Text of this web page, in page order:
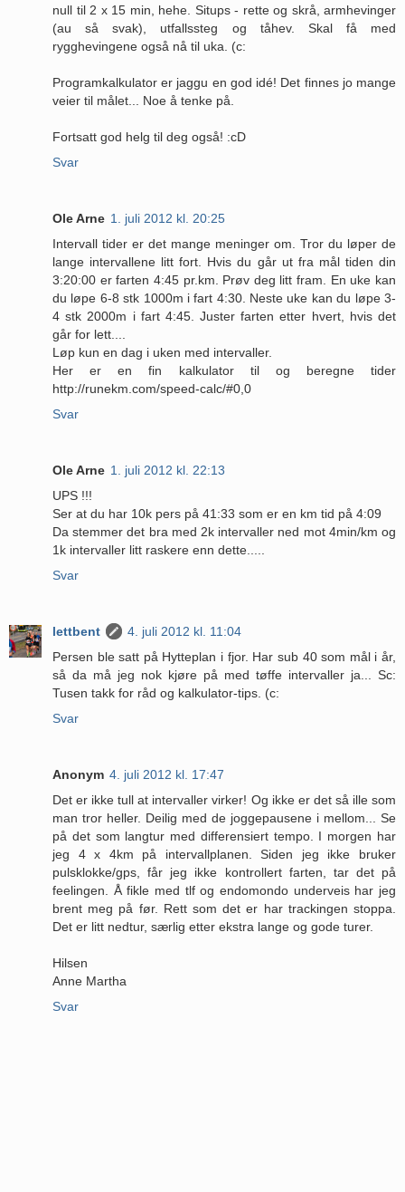
null til 2 x 15 min, hehe. Situps - rette og skrå, armhevinger
(au så svak), utfallssteg og tåhev. Skal få med
rygghevingene også nå til uka. (c:
Programkalkulator er jaggu en god idé! Det finnes jo mange
veier til målet... Noe å tenke på.
Fortsatt god helg til deg også! :cD
Svar
Ole Arne 1. juli 2012 kl. 20:25
Intervall tider er det mange meninger om. Tror du løper de
lange intervallene litt fort. Hvis du går ut fra mål tiden din
3:20:00 er farten 4:45 pr.km. Prøv deg litt fram. En uke kan
du løpe 6-8 stk 1000m i fart 4:30. Neste uke kan du løpe 3-
4 stk 2000m i fart 4:45. Juster farten etter hvert, hvis det
går for lett....
Løp kun en dag i uken med intervaller.
Her er en fin kalkulator til og beregne tider
http://runekm.com/speed-calc/#0,0
Svar
Ole Arne 1. juli 2012 kl. 22:13
UPS !!!
Ser at du har 10k pers på 41:33 som er en km tid på 4:09
Da stemmer det bra med 2k intervaller ned mot 4min/km og
1k intervaller litt raskere enn dette.....
Svar
lettbent
4. juli 2012 kl. 11:04
Persen ble satt på Hytteplan i fjor. Har sub 40 som mål i år,
så da må jeg nok kjøre på med tøffe intervaller ja... Sc:
Tusen takk for råd og kalkulator-tips. (c:
Svar
Anonym 4. juli 2012 kl. 17:47
Det er ikke tull at intervaller virker! Og ikke er det så ille som
man tror heller. Deilig med de joggepausene i mellom... Se
på det som langtur med differensiert tempo. I morgen har
jeg 4 x 4km på intervallplanen. Siden jeg ikke bruker
pulsklokke/gps, får jeg ikke kontrollert farten, tar det på
feelingen. Å fikle med tlf og endomondo underveis har jeg
brent meg på før. Rett som det er har trackingen stoppa.
Det er litt nedtur, særlig etter ekstra lange og gode turer.
Hilsen
Anne Martha
Svar